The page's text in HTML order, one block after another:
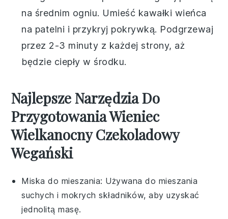
na średnim ogniu. Umieść kawałki wieńca
na patelni i przykryj pokrywką. Podgrzewaj
przez 2-3 minuty z każdej strony, aż
będzie ciepły w środku.
Najlepsze Narzędzia Do
Przygotowania Wieniec
Wielkanocny Czekoladowy
Wegański
Miska do mieszania: Używana do mieszania
suchych i mokrych składników, aby uzyskać
jednolitą masę.